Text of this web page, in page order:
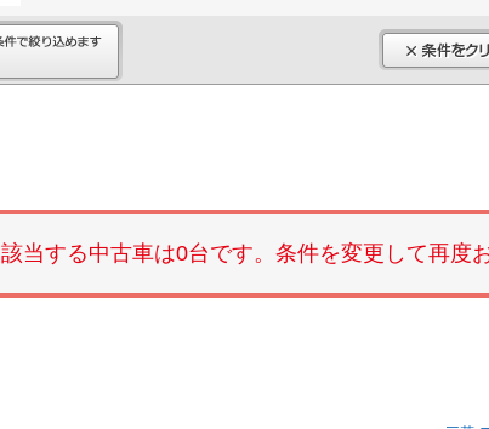
当する中古車は0台です。条件を変更して再度